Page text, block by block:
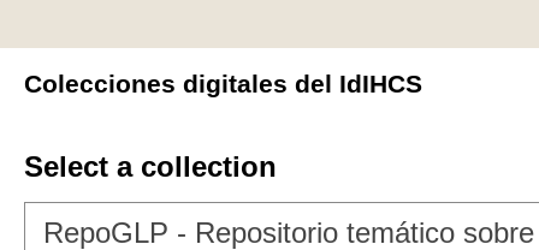
Colecciones digitales del IdIHCS
Select a collection
RepoGLP - Repositorio temático